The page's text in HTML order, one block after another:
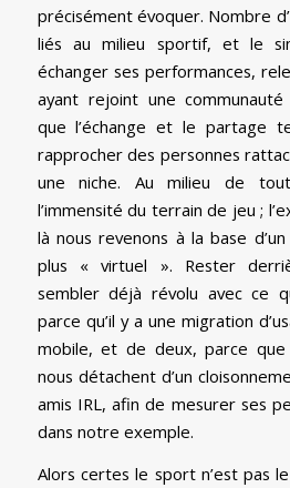
précisément évoquer. Nombre
liés au milieu sportif, et le
échanger ses performances,
ayant rejoint une
que l’échange et le partage
rapprocher des personnes
une niche. Au milieu de
l’immensité du terrain de jeu ;
là nous revenons à la base
plus « virtuel ». Rester
sembler déjà révolu avec ce
parce qu’il y a une migration
mobile, et de deux, parce
nous détachent d’un
amis IRL, afin de mesurer ses
dans notre exemple.
Alors certes le sport n’est pas